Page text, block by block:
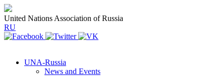
United Nations Association of Russia
RU
UNA-Russia
News and Events